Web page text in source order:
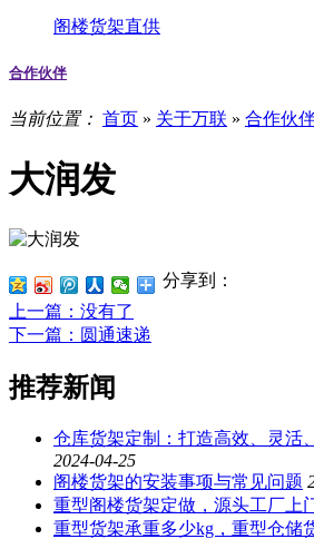
阁楼货架直供
合作伙伴
当前位置： 首页 » 关于万联 » 合作伙
大润发
分享到：
上一篇 ：没有了
下一篇 ：圆通速递
推荐新闻
仓库货架定制：打造高效、灵活
2024-04-25
阁楼货架的安装事项与常见问题
重型阁楼货架定做，源头工厂上
重型货架承重多少kg，重型仓储